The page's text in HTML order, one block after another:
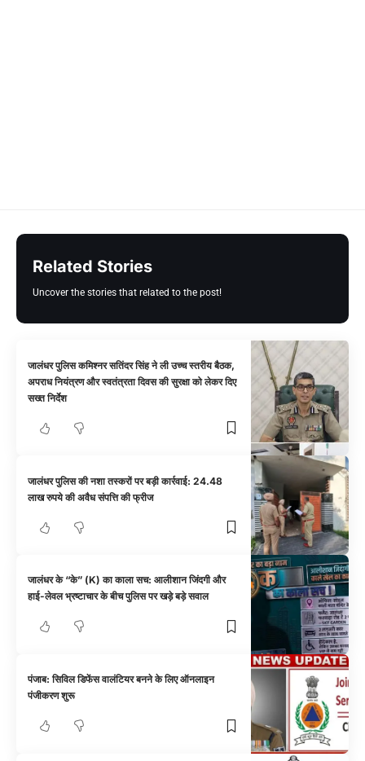
Related Stories
Uncover the stories that related to the post!
जालंधर पुलिस कमिश्नर सतिंदर सिंह ने ली उच्च स्तरीय बैठक,
अपराध नियंत्रण और स्वतंत्रता दिवस की सुरक्षा को लेकर दिए
सख्त निर्देश
जालंधर पुलिस की नशा तस्करों पर बड़ी कार्रवाई: 24.48
लाख रुपये की अवैध संपत्ति की फ्रीज
जालंधर के “के” (K) का काला सच: आलीशान जिंदगी और
हाई-लेवल भ्रष्टाचार के बीच पुलिस पर खड़े बड़े सवाल
पंजाब: सिविल डिफेंस वालंटियर बनने के लिए ऑनलाइन
पंजीकरण शुरू